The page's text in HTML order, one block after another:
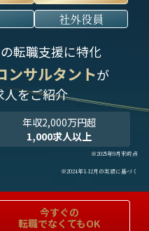
社外役員
の転職支援に特化
ンサルタントが
人をご紹介
年収2,000万円超
1,000求人以上
※2025年9月末時点
※2024年1-12月の実績に基づく
今すぐの
転職でなくてもOK